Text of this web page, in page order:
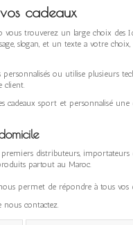
cadeaux
vous trouverez un large choix
slogan, et un texte a votre
ou utilise plusieurs
client.
cadeaux sport et personnalisé
premiers distributeurs,
les produits partout
Nous avons une large
permet de répondre à tous vos
nous contactez.